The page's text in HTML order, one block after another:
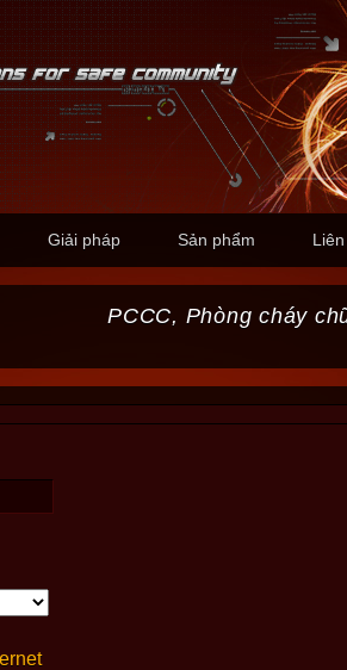
Giải pháp Sản phẩm
PCCC, Phòng cháy